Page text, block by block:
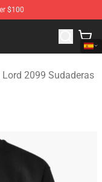
$100
Lord 2099
Lord 2099 Sudaderas